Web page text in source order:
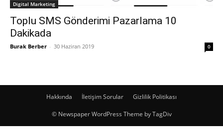
Digital Marketing
Toplu SMS Gönderimi Pazarlama 10
Dakikada
Burak Berber - 30 Haziran 2019 0
Hakkında İletişim Sorular Gizlilik Politikası
© Newspaper WordPress Theme by TagDiv